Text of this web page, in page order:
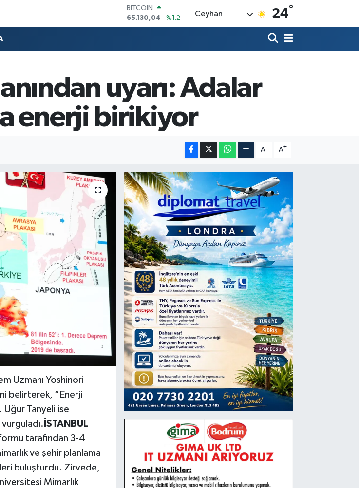
DOLAR
47,7436
%0.18
EURO
BİST100
13.773
%-19
BITCOIN
65.130,04
%1.2
Ceyhan 24°
uyarı: Adalar
enerji birikiyor
A- A+
Uzmanı Yoshinori
belirterek, “Enerji
Uğur Tanyeli ise
İSTANBUL
tarafından 3-4
ve şehir planlama
buluşturdu. Zirvede,
Mimarlık